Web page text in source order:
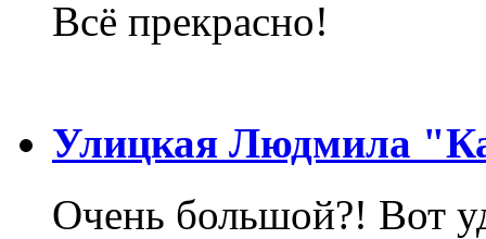
Всё прекрасно!
Улицкая Людмила
Очень большой?! Вот